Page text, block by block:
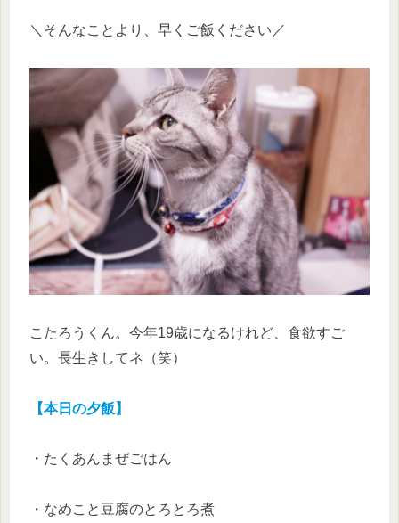
＼そんなことより、早くご飯ください／
こたろうくん。今年19歳になるけれど、食欲すご
い。長生きしてネ（笑）
【本日の夕飯】
・たくあんまぜごはん
・なめこと豆腐のとろとろ煮